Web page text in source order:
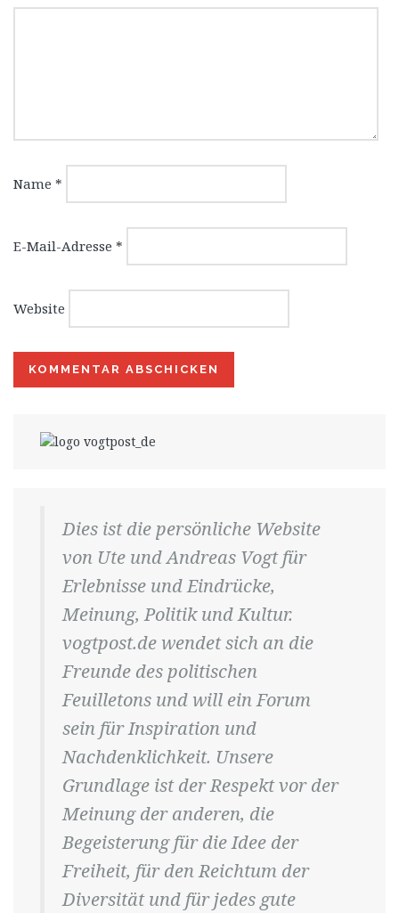
Name *
E-Mail-Adresse *
Website
Dies ist die persönliche Website
von Ute und Andreas Vogt für
Erlebnisse und Eindrücke,
Meinung, Politik und Kultur.
vogtpost.de wendet sich an die
Freunde des politischen
Feuilletons und will ein Forum
sein für Inspiration und
Nachdenklichkeit. Unsere
Grundlage ist der Respekt vor der
Meinung der anderen, die
Begeisterung für die Idee der
Freiheit, für den Reichtum der
Diversität und für jedes gute